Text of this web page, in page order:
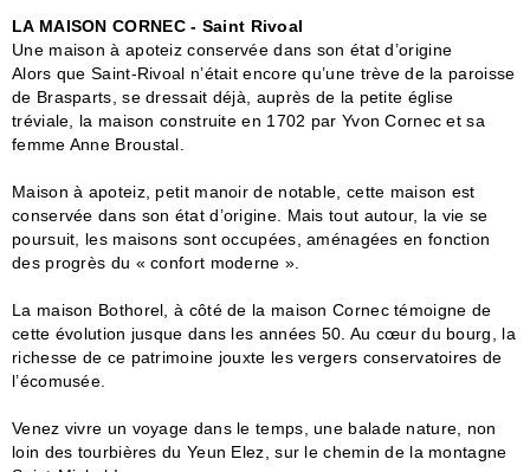
LA MAISON CORNEC - Saint Rivoal
Une maison à apoteiz conservée dans son état d’origine
Alors que Saint-Rivoal n’était encore qu’une trève de la paroisse
de Brasparts, se dressait déjà, auprès de la petite église
tréviale, la maison construite en 1702 par Yvon Cornec et sa
femme Anne Broustal.
Maison à apoteiz, petit manoir de notable, cette maison est
conservée dans son état d’origine. Mais tout autour, la vie se
poursuit, les maisons sont occupées, aménagées en fonction
des progrès du « confort moderne ».
La maison Bothorel, à côté de la maison Cornec témoigne de
cette évolution jusque dans les années 50. Au cœur du bourg, la
richesse de ce patrimoine jouxte les vergers conservatoires de
l’écomusée.
Venez vivre un voyage dans le temps, une balade nature, non
loin des tourbières du Yeun Elez, sur le chemin de la montagne